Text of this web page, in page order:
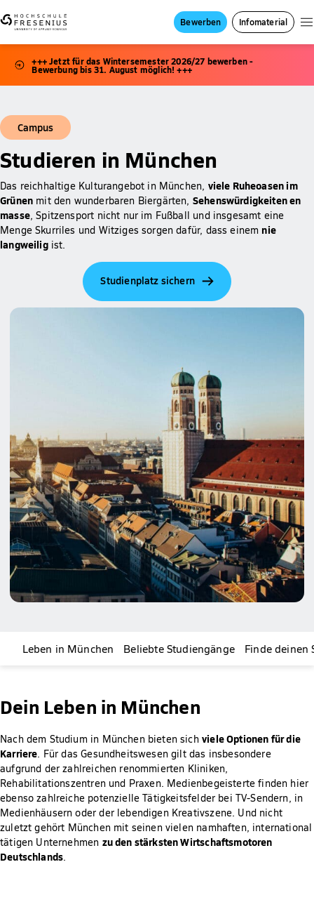
Bewerben Infomaterial
+++ Jetzt für das Wintersemester 2026/27 bewerben -
Bewerbung bis 31. August möglich! +++
Campus
Studieren in München
Das reichhaltige Kulturangebot in München, viele Ruheoasen im
Grünen mit den wunderbaren Biergärten, Sehenswürdigkeiten en
masse, Spitzensport nicht nur im Fußball und insgesamt eine
Menge Skurriles und Witziges sorgen dafür, dass einem nie
langweiligist.
Studienplatz sichern
Leben in München Beliebte Studiengänge Finde deinen
Dein Leben in München
Nach dem Studium in München bieten sich viele Optionen für die
Karriere. Für das Gesundheitswesen gilt das insbesondere
aufgrund der zahlreichen renommierten Kliniken,
Rehabilitationszentren und Praxen. Medienbegeisterte finden hier
ebenso zahlreiche potenzielle Tätigkeitsfelder bei TV-Sendern, in
Medienhäusern oder der lebendigen Kreativszene. Und nicht
zuletzt gehört München mit seinen vielen namhaften, international
tätigen Unternehmen zu den stärksten Wirtschaftsmotoren
Deutschlands.